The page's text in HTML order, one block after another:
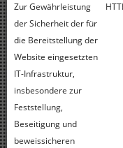
Zur Gewährleistung
der Sicherheit der für
die Bereitstellung der
Website eingesetzten
IT-Infrastruktur,
insbesondere zur
Feststellung,
Beseitigung und
beweissicheren